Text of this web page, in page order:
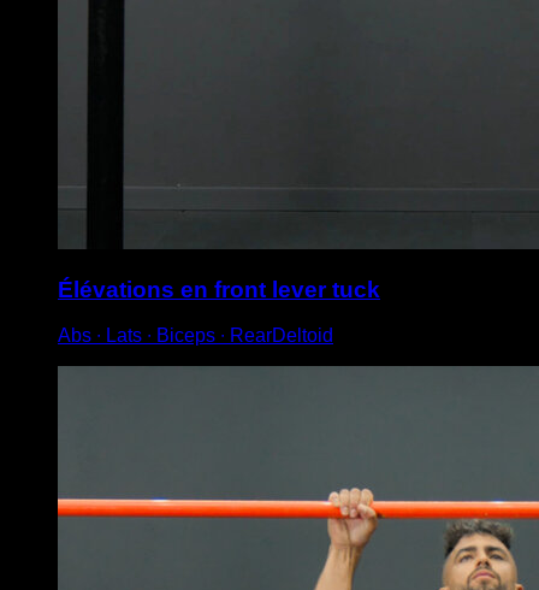
Élévations en front lever tuck
Abs ∙ Lats ∙ Biceps ∙ RearDeltoid